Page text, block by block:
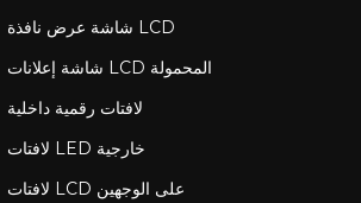
شاشة عرض نافذة LCD
شاشة إعلانات LCD المحمولة
لافتات رقمية داخلية
لافتات LED خارجية
لافتات LCD على الوجهين